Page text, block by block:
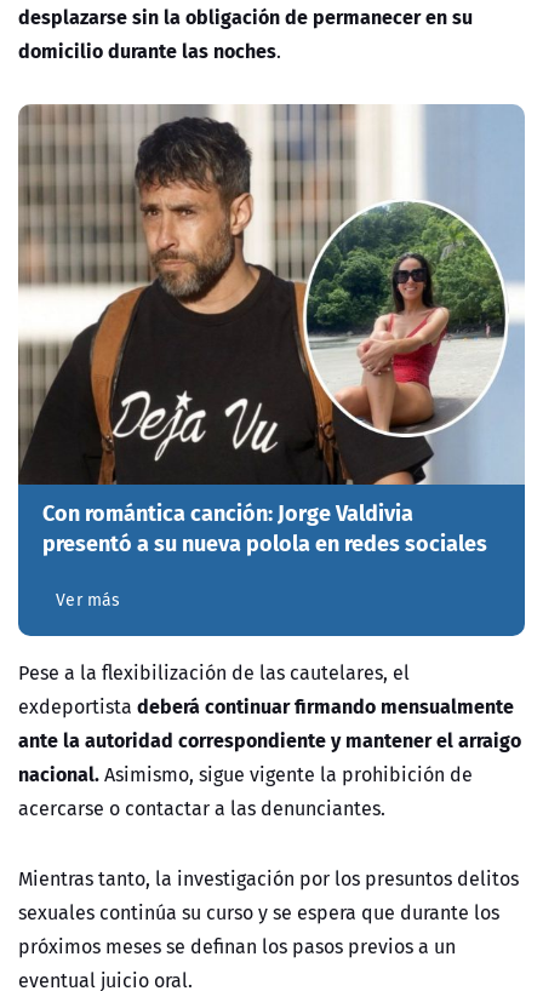
desplazarse sin la obligación de permanecer en su
domicilio durante las noches.
Con romántica canción: Jorge Valdivia
presentó a su nueva polola en redes sociales
Ver más
Pese a la flexibilización de las cautelares, el
exdeportista deberá continuar firmando mensualmente
ante la autoridad correspondiente y mantener el arraigo
nacional.Asimismo, sigue vigente la prohibición de
acercarse o contactar a las denunciantes.
Mientras tanto, la investigación por los presuntos delitos
sexuales continúa su curso y se espera que durante los
próximos meses se definan los pasos previos a un
eventual juicio oral.